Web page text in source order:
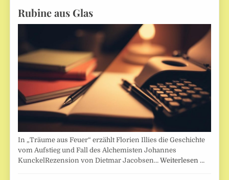
Rubine aus Glas
In „Träume aus Feuer“ erzählt Florien Illies die Geschichte
vom Aufstieg und Fall des Alchemisten Johannes
KunckelRezension von Dietmar Jacobsen…Weiterlesen …